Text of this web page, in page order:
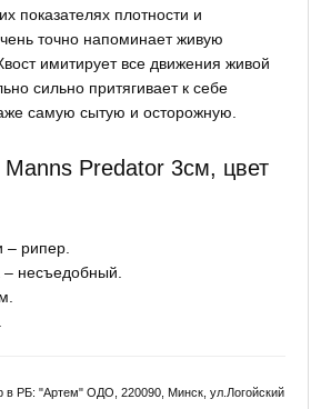
показателях плотности и
точно напоминает живую
имитирует все движения живой
сильно притягивает к себе
самую сытую и осторожную.
Manns Predator 3см, цвет
– рипер.
несъедобный.
в РБ: "Артем" ОДО, 220090, Минск, ул.Логойский